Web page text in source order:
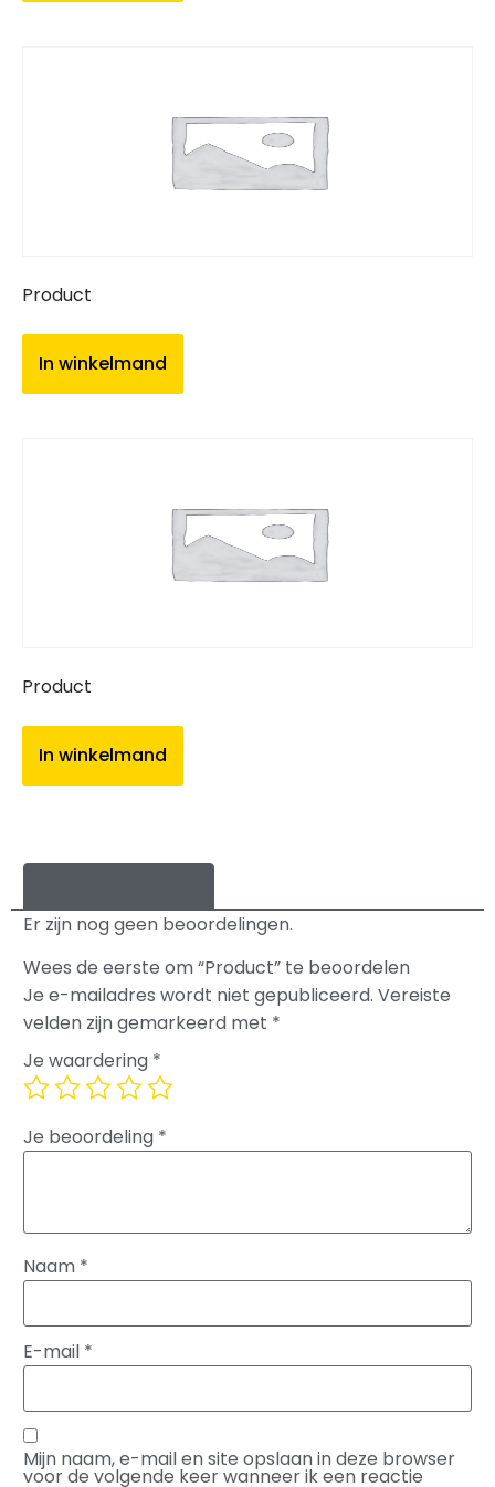
Product
In winkelmand
Product
In winkelmand
Er zijn nog geen beoordelingen.
Wees de eerste om “Product” te beoordelen
Je e-mailadres wordt niet gepubliceerd. Vereiste
velden zijn gemarkeerd met *
Je waardering *
Je beoordeling *
Naam *
E-mail *
Mijn naam, e-mail en site opslaan in deze browser
voor de volgende keer wanneer ik een reactie